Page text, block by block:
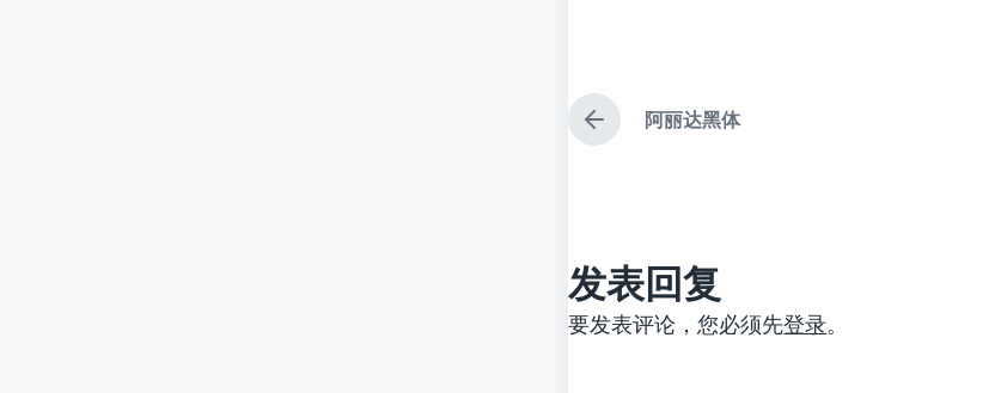
上
篇
阿丽达黑体
发表回复
要发表评论，您必须先登录。